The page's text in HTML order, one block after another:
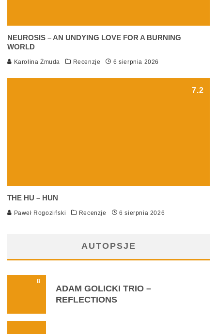
NEUROSIS – AN UNDYING LOVE FOR A BURNING
WORLD
Karolina Żmuda Recenzje 6 sierpnia 2026
7.2
THE HU – HUN
Paweł Rogoziński Recenzje 6 sierpnia 2026
AUTOPSJE
8
ADAM GOLICKI TRIO –
REFLECTIONS